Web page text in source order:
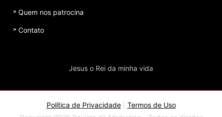
Quem nos patrocina
Contato
Jesus o Rei da minha vida
Política de Privacidade| Termos de Uso